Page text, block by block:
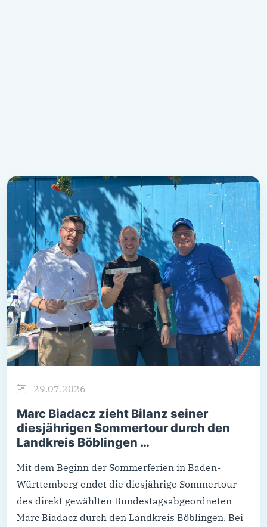
29.07.2026
Marc Biadacz zieht Bilanz seiner
diesjährigen Sommertour durch den
Landkreis Böblingen …
Mit dem Beginn der Sommerferien in Baden-
Württemberg endet die diesjährige Sommertour
des direkt gewählten Bundestagsabgeordneten
Marc Biadacz durch den Landkreis Böblingen. Bei